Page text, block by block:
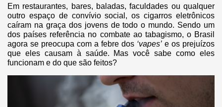
Em restaurantes, bares, baladas, faculdades ou qualquer
outro espaço de convívio social, os cigarros eletrônicos
caíram na graça dos jovens de todo o mundo. Sendo um
dos países referência no combate ao tabagismo, o Brasil
agora se preocupa com a febre dos ‘vapes’ e os prejuízos
que eles causam à saúde. Mas você sabe como eles
funcionam e do que são feitos?